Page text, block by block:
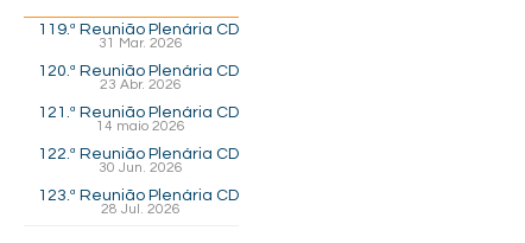
119.ª Reunião Plenária CD
31 Mar. 2026
120.ª Reunião Plenária CD
23 Abr. 2026
121.ª Reunião Plenária CD
14 maio 2026
122.ª Reunião Plenária CD
30 Jun. 2026
123.ª Reunião Plenária CD
28 Jul. 2026